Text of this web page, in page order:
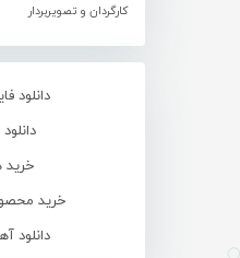
کارگردان و تصویربردار
دانلود
خرید
دانلود